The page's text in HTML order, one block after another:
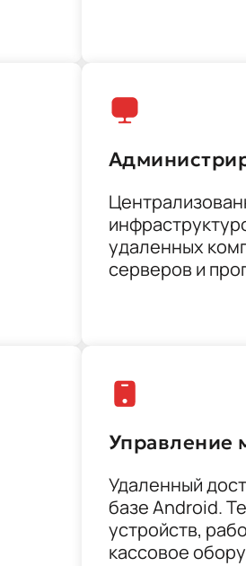
удаленных
серверов и
Управление
Удаленный
базе Android.
устройств,
кассовое